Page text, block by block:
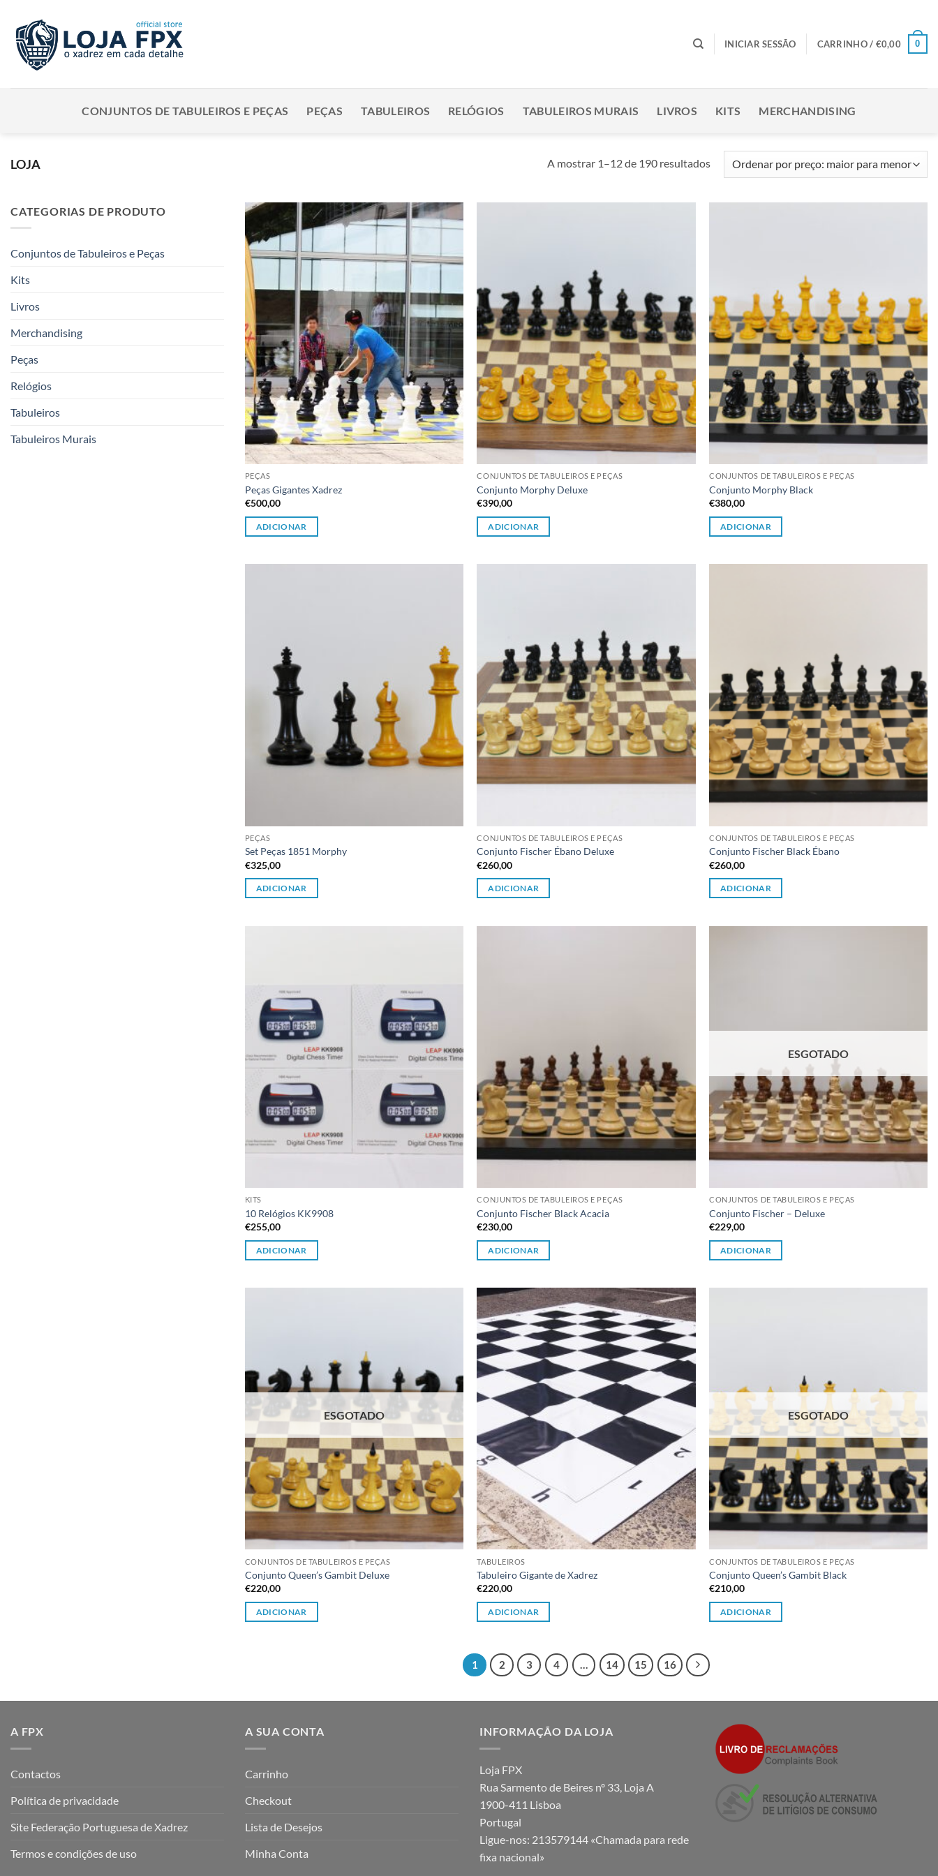
content
INICIAR SESSÃO CARRINHO / €0,00 0
CONJUNTOS DE TABULEIROS E PEÇAS PEÇAS TABULEIROS RELÓGIOS TABULEIROS MURAIS LIVROS KITS MERCHANDISING
LOJA A mostrar 1–12 de 190 resultadosOrdenado
por
CATEGORIAS DE PRODUTO
Conjuntos de Tabuleiros e Peças
Kits
Livros
Merchandising
Peças
Relógios
Tabuleiros
Tabuleiros Murais
desejos
PEÇAS
Peças Gigantes Xadrez
€500,00
ADICIONAR
CONJUNTOS DE TABULEIROS E PEÇAS
Conjunto Morphy Deluxe
€390,00
ADICIONAR
CONJUNTOS DE TABULEIROS E PEÇAS
Conjunto Morphy Black
€380,00
ADICIONAR
PEÇAS
Set Peças 1851 Morphy
€325,00
ADICIONAR
CONJUNTOS DE TABULEIROS E PEÇAS
Conjunto Fischer Ébano Deluxe
€260,00
ADICIONAR
CONJUNTOS DE TABULEIROS E PEÇAS
Conjunto Fischer Black Ébano
€260,00
ADICIONAR
KITS
10 Relógios KK9908
€255,00
ADICIONAR
CONJUNTOS DE TABULEIROS E PEÇAS
Conjunto Fischer Black Acacia
€230,00
ADICIONAR
ESGOTADO
CONJUNTOS DE TABULEIROS E PEÇAS
Conjunto Fischer – Deluxe
€229,00
ADICIONAR
ESGOTADO
CONJUNTOS DE TABULEIROS E PEÇAS
Conjunto Queen’s Gambit Deluxe
€220,00
ADICIONAR
Adicionar
à lista de
desejos
TABULEIROS
Tabuleiro Gigante de Xadrez
€220,00
ADICIONAR
ESGOTADO
CONJUNTOS DE TABULEIROS E PEÇAS
Conjunto Queen’s Gambit Black
€210,00
ADICIONAR
1 2 3 4 … 14 15 16
A FPX
Contactos
Política de privacidade
Site Federação Portuguesa de Xadrez
Termos e condições de uso
A SUA CONTA
Carrinho
Checkout
Lista de Desejos
Minha Conta
INFORMAÇÃO DA LOJA
Loja FPX
Rua Sarmento de Beires nº 33, Loja A
1900-411 Lisboa
Portugal
Ligue-nos: 213579144 «Chamada para rede
fixa nacional»